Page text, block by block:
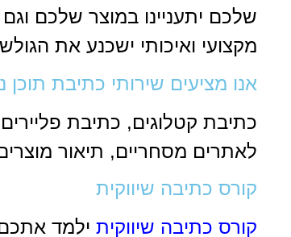
שלכם יתעניינו במוצר שלכם
מקצועי ואיכותי ישכנע את
אנו מציעים שירותי כתיבת תוכן
כתיבת קטלוגים, כתיבת
לאתרים מסחריים, תיאור
קורס כתיבה שיווקית
קורס כתיבה שיווקית ילמד